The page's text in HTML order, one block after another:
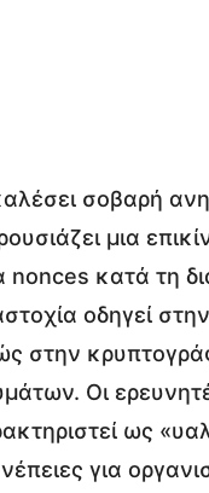
σοβαρή
μια
nonces κατά τη
οδηγεί
στην
Οι
ως
για